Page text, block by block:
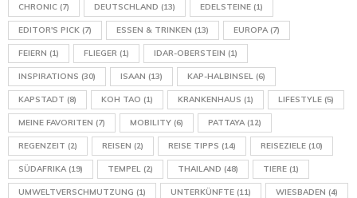
CHRONIC (7) DEUTSCHLAND (13) EDELSTEINE (1)
EDITOR'S PICK (7) ESSEN & TRINKEN (13) EUROPA(7)
FEIERN (1) FLIEGER (1) IDAR-OBERSTEIN (1)
INSPIRATIONS (30) ISAAN (13) KAP-HALBINSEL (6)
KAPSTADT (8) KOH TAO (1) KRANKENHAUS (1) LIFESTYLE (5)
MEINE FAVORITEN (7) MOBILITY (6) PATTAYA(12)
REGENZEIT (2) REISEN (2) REISE TIPPS (14) REISEZIELE (10)
SÜDAFRIKA(19) TEMPEL (2) THAILAND (48) TIERE (1)
UMWELTVERSCHMUTZUNG (1) UNTERKÜNFTE (11) WIESBADEN (4)